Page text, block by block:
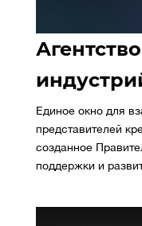
Единое окно для
представителей
созданное
поддержки и